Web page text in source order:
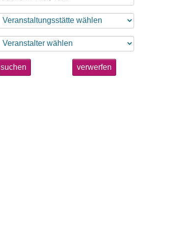
suchen verwerfen